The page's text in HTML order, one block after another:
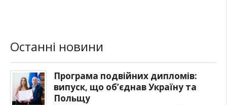
Останні новини
Програма подвійних дипломів:
випуск, що об’єднав Україну та
Польщу